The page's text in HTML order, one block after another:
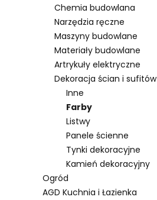
Chemia budowlana
Narzędzia ręczne
Maszyny budowlane
Materiały budowlane
Artrykuły elektryczne
Dekoracja ścian i sufitów
Inne
Farby
Listwy
Panele ścienne
Tynki dekoracyjne
Kamień dekoracyjny
Ogród
AGD Kuchnia i Łazienka